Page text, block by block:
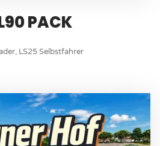
PACK
, LS25 Selbstfahrer